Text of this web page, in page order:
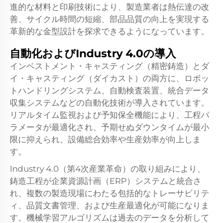
進的な材料と印刷技術により、製造業者は熱伝達の改
善、サイクル時間の短縮、部品品質の向上を実現する
革新的な金型設計を探求できるようになっています。
自動化およびIndustry 4.0の導入
インベストメント・キャスティング（精密鋳造）とダ
イ・キャスティング（ダイカスト）の両方に、ロボッ
トハンドリングシステム、自動検査装置、統合データ
収集システムなどの自動化技術が導入されています。
リアルタイム監視および予知保全機能により、工程パ
ラメータが最適化され、予期せぬダウンタイムが最小
限に抑えられ、設備総合効率や生産効率が向上しま
す。
Industry 4.0（第4次産業革命）の取り組みにより、
鋳造工程が企業資源計画（ERP）システムと統合さ
れ、複数の製造現場にわたる包括的なトレーサビリテ
ィ、品質文書管理、および生産最適化が可能になりま
す。機械学習アルゴリズムは過去のデータを分析して